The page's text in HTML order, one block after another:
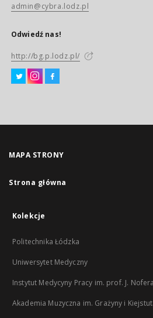
admin@cybra.lodz.pl
Odwiedź nas!
http://bg.p.lodz.pl/
MAPA STRONY
Strona główna
Kolekcje
Politechnika Łódzka
Uniwersytet Medyczny
Instytut Medycyny Pracy im. prof. J. Nofera
Akademia Muzyczna im. Grażyny i